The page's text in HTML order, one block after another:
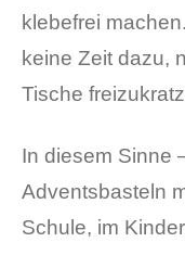
klebefrei
keine Zeit dazu,
Tische
In diesem Sinne
Adventsbasteln
Schule, im